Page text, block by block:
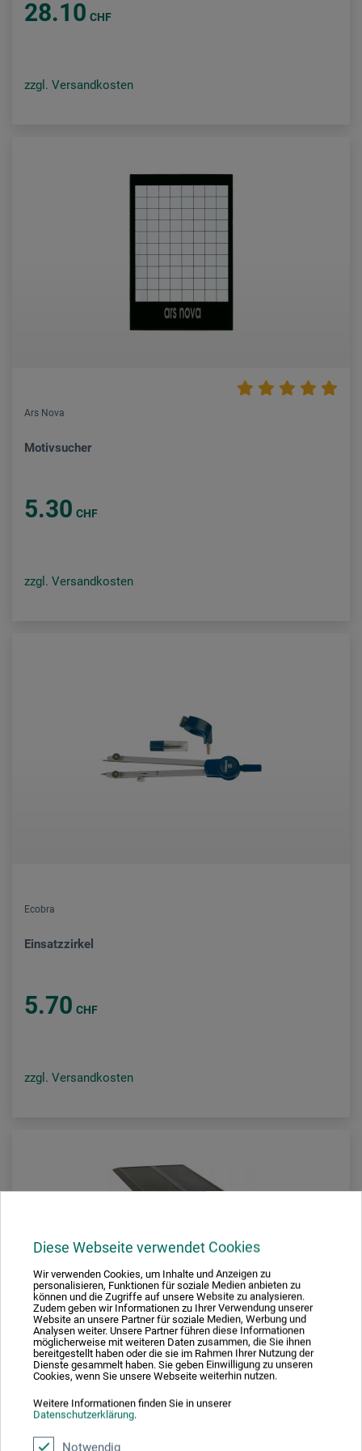
Diese Webseite verwendet Cookies
Wir verwenden Cookies, um Inhalte und Anzeigen zu
personalisieren, Funktionen für soziale Medien anbieten zu
können und die Zugriffe auf unsere Website zu analysieren.
Zudem geben wir Informationen zu Ihrer Verwendung unserer
Website an unsere Partner für soziale Medien, Werbung und
Analysen weiter. Unsere Partner führen diese Informationen
möglicherweise mit weiteren Daten zusammen, die Sie ihnen
bereitgestellt haben oder die sie im Rahmen Ihrer Nutzung der
Dienste gesammelt haben. Sie geben Einwilligung zu unseren
Cookies, wenn Sie unsere Webseite weiterhin nutzen.
Weitere Informationen finden Sie in unserer
Datenschutzerklärung.
Notwendig
28.10 CHF
zzgl. Versandkosten
Ars Nova
Motivsucher
5.30 CHF
zzgl. Versandkosten
Ecobra
Einsatzzirkel
5.70 CHF
zzgl. Versandkosten
Braun® Germany
Paxiscope-XL Papierbildprojektor